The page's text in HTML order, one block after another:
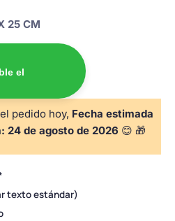
Comunión:
para invitados
25 CM
el
pedido hoy, Fecha estimada
24 de agosto de 2026 😊 🎁
texto estándar)